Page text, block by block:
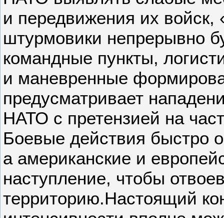
и передвижения их войск,
штурмовики непрерывно
командные пункты,
и маневренные
предусматривает
НАТО с претензией на
Боевые действия быстро
а американские и
наступление, чтобы
территорию.Настоящий